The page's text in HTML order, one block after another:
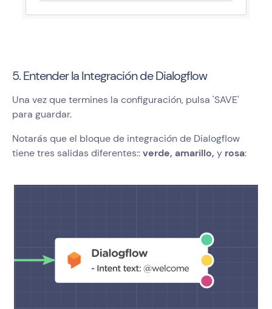
5. Entender la Integración de Dialogflow
Una vez que termines la configuración, pulsa 'SAVE'
para guardar.
Notarás que el bloque de integración de Dialogflow
tiene tres salidas diferentes::verde, amarillo, y rosa: